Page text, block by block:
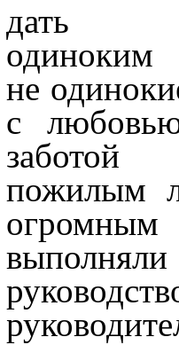
дать
одиноким
не
с
заботой
пожилым